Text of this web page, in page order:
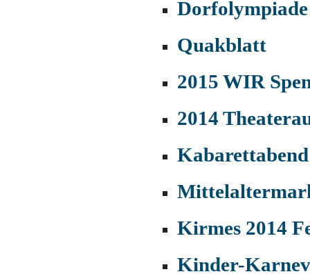
Dorfolympiade
Quakblatt
2015 WIR
2014
Kirmes 2014
Kinder-